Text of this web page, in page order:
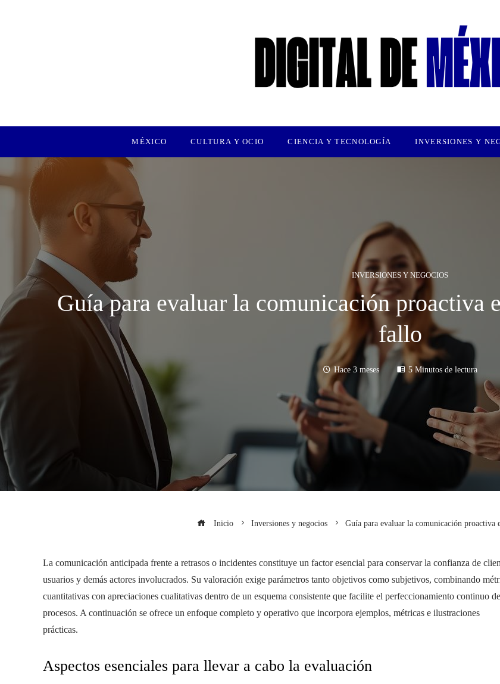
MÉXICO CULTURA Y OCIO CIENCIA Y TECNOLOGÍA INVERSIONES Y
INVERSIONES Y NEGOCIOS
Guía para evaluar la comunicación proactiva
fallo
Hace 3 meses 5 Minutos de lectura
Inicio Inversiones y negocios Guía para evaluar la comunicación proactiva
La comunicación anticipada frente a retrasos o incidentes constituye un factor esencial para conservar la confianza de
usuarios y demás actores involucrados. Su valoración exige parámetros tanto objetivos como subjetivos, combinando
cuantitativas con apreciaciones cualitativas dentro de un esquema consistente que facilite el perfeccionamiento continuo
procesos. A continuación se ofrece un enfoque completo y operativo que incorpora ejemplos, métricas e ilustraciones
prácticas.
Aspectos esenciales para llevar a cabo la evaluación